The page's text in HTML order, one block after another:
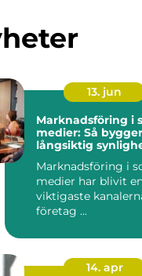
13. jun
Marknadsföring i
medier: Så
långsiktig
Marknadsföring i
medier har blivit
viktigaste
företag ...
14. apr